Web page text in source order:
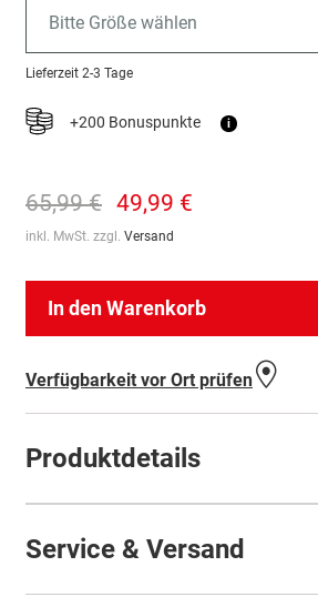
Bitte Größe wählen
Lieferzeit 2-3 Tage
+200 Bonuspunkte i
65,99 € 49,99 €
inkl. MwSt. zzgl. Versand
In den Warenkorb
Verfügbarkeit vor Ort prüfen
Produktdetails
Service & Versand